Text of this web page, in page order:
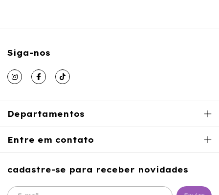
Siga-nos
Departamentos
Entre em contato
cadastre-se para receber novidades